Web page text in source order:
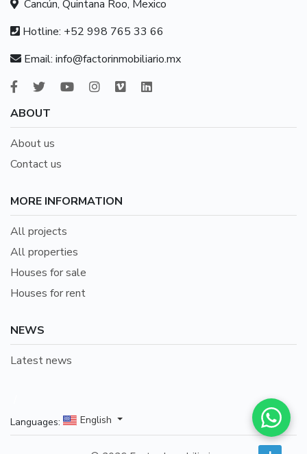
Cancún, Quintana Roo, Mexico
Hotline: +52 998 765 33 66
Email: info@factorinmobiliario.mx
ABOUT
About us
Contact us
MORE INFORMATION
All projects
All properties
Houses for sale
Houses for rent
NEWS
Latest news
Languages: English (+52)